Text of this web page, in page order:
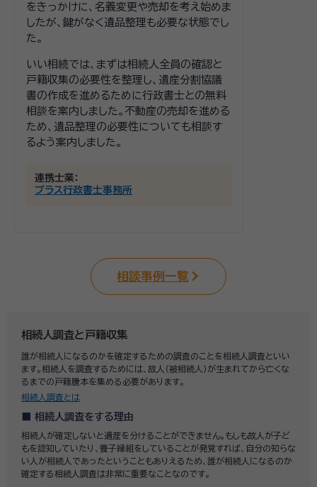
をきっかけに、名義変更や売却を考え始めま
したが、鍵がなく遺品整理も必要な状態でし
た。
いい相続では、まずは相続人全員の確認と
戸籍収集の必要性を整理し、遺産分割協議
書の作成を進めるために行政書士との無料
相談を案内しました。不動産の売却を進める
ため、遺品整理の必要性についても相談す
るよう案内しました。
連携士業：
プラス行政書士事務所
相談事例一覧
相続人調査と戸籍収集
誰が相続人になるのかを確定するための調査のことを相続人調査といい
ます。相続人を調査するためには、故人（被相続人）が生まれてから亡くな
るまでの戸籍謄本を集める必要があります。
相続人調査とは
相続人調査をする理由
相続人が確定しないと遺産を分けることができません。もしも故人が子ど
もを認知していたり、養子縁組をしていることが発覚すれば、自分の知らな
い人が相続人であったということもありえるため、誰が相続人になるのか
確定する相続人調査は非常に重要なことなのです。